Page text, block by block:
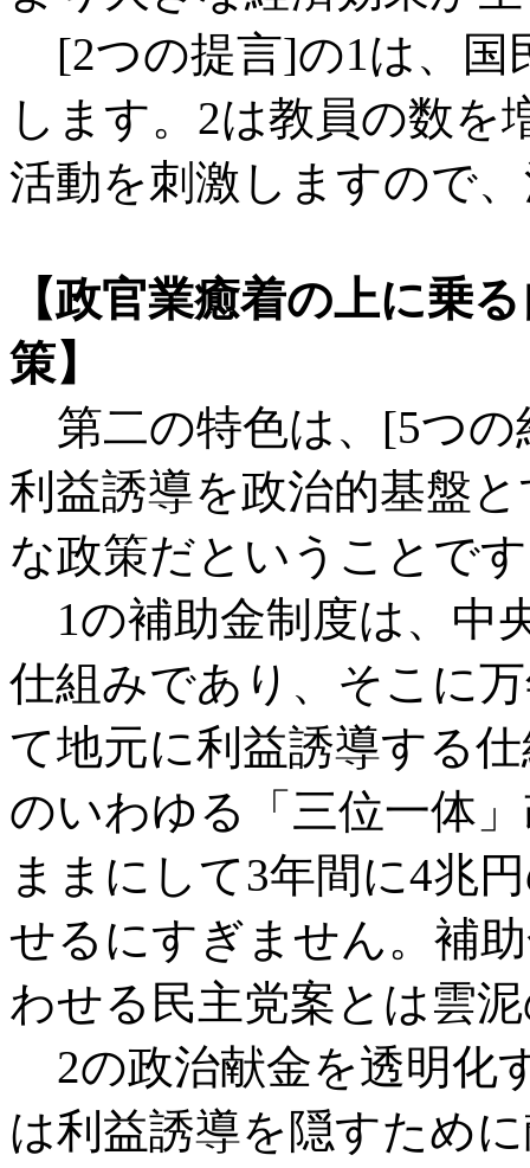
[2つの提言]の1は、国
します。2は教員の数
活動を刺激しますので
【政官業癒着の上に乗
策】
第二の特色は、[5つの
利益誘導を政治的基盤
な政策だということで
1の補助金制度は、中
仕組みであり、そこに
て地元に利益誘導する
のいわゆる「三位一体
ままにして3年間に4兆
せるにすぎません。補
わせる民主党案とは雲
2の政治献金を透明化
は利益誘導を隠すため